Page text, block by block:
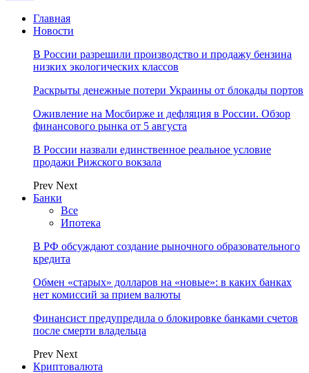
Главная
Новости
В России разрешили производство и продажу бензина
низких экологических классов
Раскрыты денежные потери Украины от блокады портов
Оживление на Мосбирже и дефляция в России. Обзор
финансового рынка от 5 августа
В России назвали единственное реальное условие
продажи Рижского вокзала
Prev Next
Банки
Все
Ипотека
В РФ обсуждают создание рыночного образовательного
кредита
Обмен «старых» долларов на «новые»: в каких банках
нет комиссий за прием валюты
Финансист предупредила о блокировке банками счетов
после смерти владельца
Prev Next
Криптовалюта